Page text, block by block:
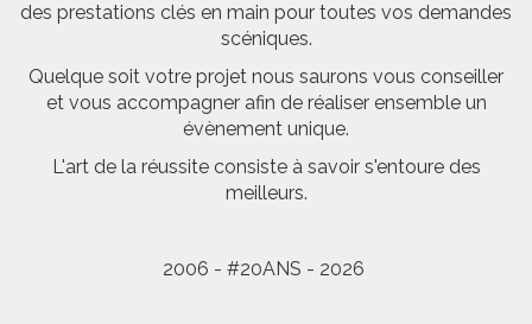
des prestations clés en main pour toutes vos demandes
scéniques.
Quelque soit votre projet nous saurons vous conseiller
et vous accompagner afin de réaliser ensemble un
évènement unique.
L'art de la réussite consiste à savoir s'entoure des
meilleurs.
2006 - #20ANS - 2026